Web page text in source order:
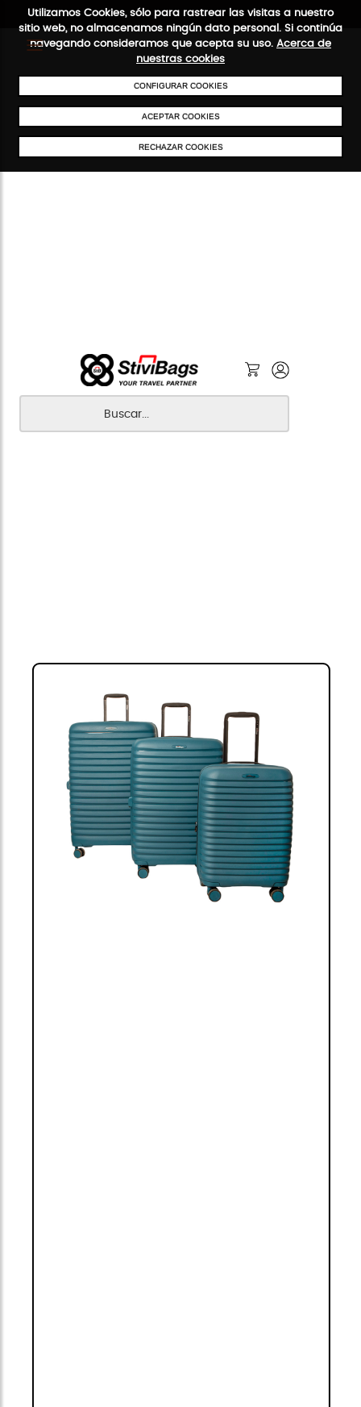
Utilizamos Cookies, sólo para rastrear las visitas a nuestro
sitio web, no almacenamos ningún dato personal. Si continúa
navegando consideramos que acepta su uso. Acerca de
nuestras cookies
CONFIGURAR COOKIES
ACEPTAR COOKIES
RECHAZAR COOKIES
ENVÍOS GRATIS A PARTIR DE 50 €